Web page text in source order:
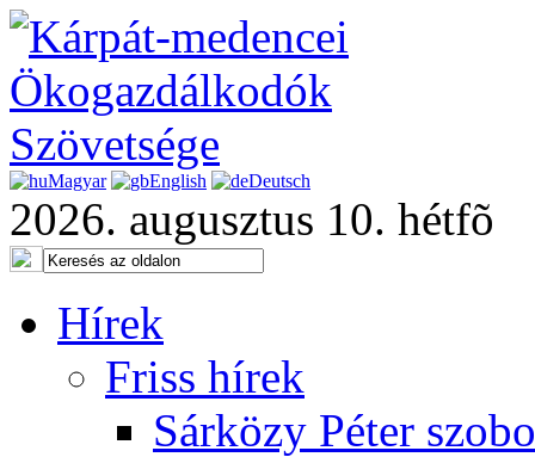
Magyar English Deutsch
2026. augusztus 10. hétfõ
Hírek
Friss hírek
Sárközy Péter